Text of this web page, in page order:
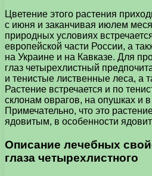
Цветение этого растения
с июня и заканчивая июлем
природных условиях
европейской части России, а
на Украине и на Кавказе. Для
глаз четырехлистный
и тенистые лиственные леса, а
Растение встречается и по
склонам оврагов, на опушках и в
Примечательно, что это
ядовитым, в особенности
Описание лечебных
глаза четырехлистного